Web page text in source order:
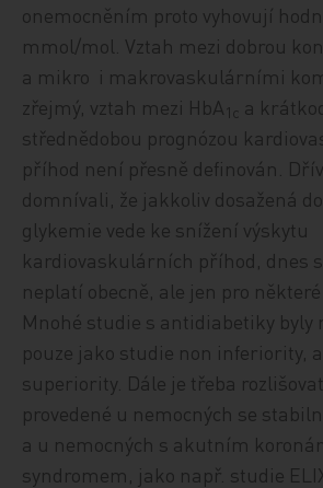
onemocněním proto vyhovují
mmol/mol. Vztah mezi dobrou
a mikro i makrovaskulárními
zřejmý, vztah mezi HbA 1c a
střednědobou prognózou
příhod není přesně definován.
domnívali, že jakkoliv dosažená
glykemie vede ke snížení výskytu
kardiovaskulárních příhod, dnes
neplatí obecně, ale jen pro
Mnohé studie s antidiabetiky byly
pouze jako studie non inferiority,
superiority. Dále je třeba
provedené u nemocných se
a u nemocných s akutním
syndromem, jako např. studie